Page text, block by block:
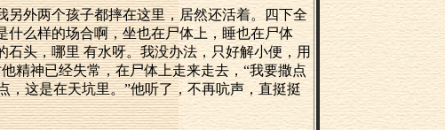
外两个孩子都摔在这里，居然还活着。四下全
么样的场合啊，坐也在尸体上，睡也在尸体
头，哪里 有水呀。我没办法，只好解小便，用
精神已经失常，在尸体上走来走去，“我要撒点
这是在天坑里。”他听了，不再吭声，直挺挺